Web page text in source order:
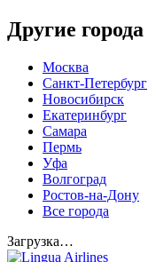
Другие города
Москва
Санкт-Петербург
Новосибирск
Екатеринбург
Самара
Пермь
Уфа
Волгоград
Ростов-на-Дону
Все города
Загрузка…